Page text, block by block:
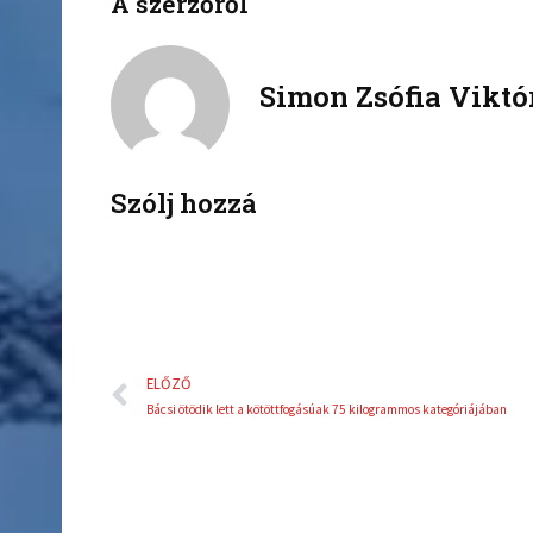
f
b
t
t
Simon Zsófia
Szólj hozzá
Előző
ELŐZŐ
Bácsi ötödik lett a kötöttfogásúak 75 kilogrammos kategóriájában